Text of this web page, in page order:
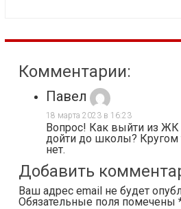
Комментарии:
Павел
18 марта 2023 в 16:23
Вопрос! Как выйти из ЖК
дойти до школы? Кругом
нет.
Добавить
Ваш адрес email не будет
Обязательные поля помечены